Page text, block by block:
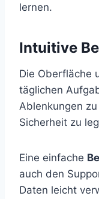
lernen.
Intuitive
Die Oberfläche
täglichen
Ablenkungen
Sicherheit zu
Eine einfache
auch den
Daten leicht